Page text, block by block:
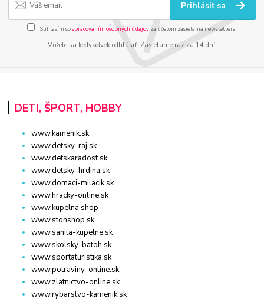
Prihlásiť sa
Súhlasím sospracovaním osobných údajov za účelom zasielania newslettera.
Môžete sa kedykoľvek odhlásiť. Zasielame raz za 14 dní.
DETI, ŠPORT, HOBBY
www.kamenik.sk
www.detsky-raj.sk
www.detskaradost.sk
www.detsky-hrdina.sk
www.domaci-milacik.sk
www.hracky-online.sk
www.kupelna.shop
www.stonshop.sk
www.sanita-kupelne.sk
www.skolsky-batoh.sk
www.sportaturistika.sk
www.potraviny-online.sk
www.zlatnictvo-online.sk
www.rybarstvo-kamenik.sk